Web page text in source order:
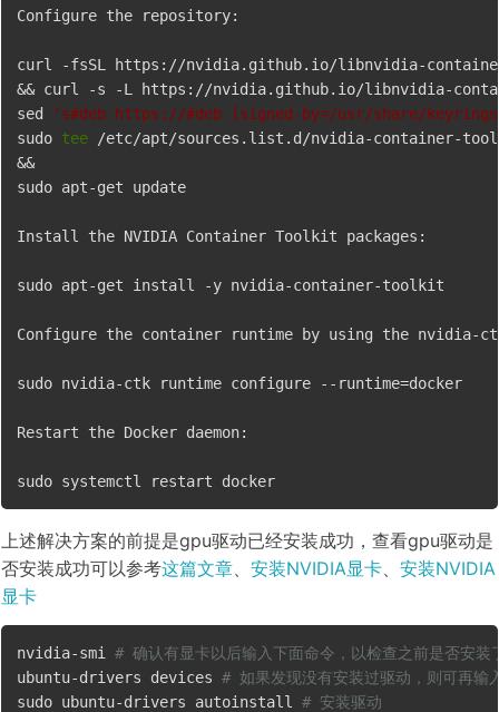
Configure the repository:
curl -fsSL https://nvidia.github.io/libnvidia-
&& curl -s -L https://nvidia.github.io/libnvidia-
sed
's#deb https://#deb [signed-by=/usr/share/
sudo tee /etc/apt/sources.list.d/nvidia-container-
&&
sudo apt-get update
Install the NVIDIA Container Toolkit packages:
sudo apt-get install -y nvidia-container-toolkit
Configure the container runtime by using the nvidia-
sudo nvidia-ctk runtime configure --runtime=docker
Restart the Docker daemon:
上述解决方案的前提是gpu驱动已经安装成功，查看gpu驱动是
否安装成功可以参考这篇文章、 安装NVIDIA显卡、 安装NVIDIA
显卡
nvidia-smi # 确认有显卡以后输入下面命令，以检查之前是否安装
ubuntu-drivers devices # 如果发现没有安装过驱动，则可再输
sudo ubuntu-drivers autoinstall # 安装驱动